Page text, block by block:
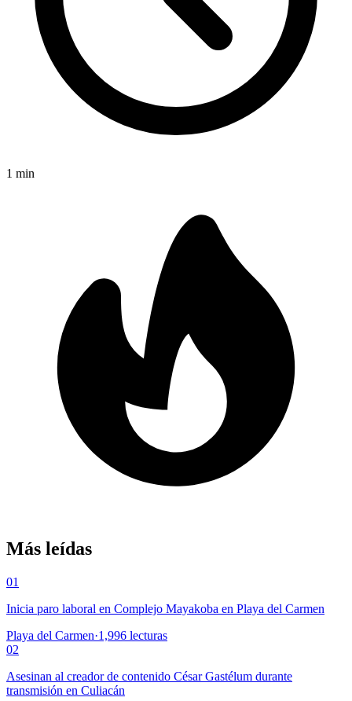
1 min
Más leídas
01
Inicia paro laboral en Complejo Mayakoba en Playa del Carmen
Playa del Carmen·1,996 lecturas
02
Asesinan al creador de contenido César Gastélum durante
transmisión en Culiacán